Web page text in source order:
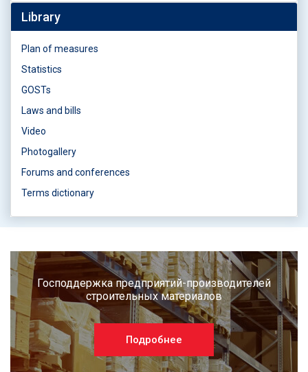
Library
Plan of measures
Statistics
GOSTs
Laws and bills
Video
Photogallery
Forums and conferences
Terms dictionary
Господдержка предприятий-производителей
строительных материалов
Подробнее